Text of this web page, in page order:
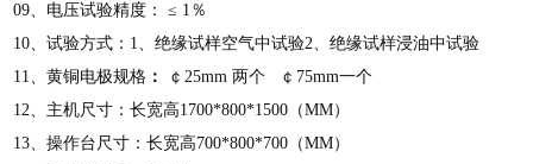
09、电压试验精度： ≤ 1％
10、试验方式：1、绝缘试样空气中试验2、绝缘试样浸油中试验
11、黄铜电极规格 ：
￠25mm 两个 ￠75mm一个
12、主机尺寸：长宽高1700*800*1500（MM）
13、操作台尺寸：长宽高700*800*700（MM）